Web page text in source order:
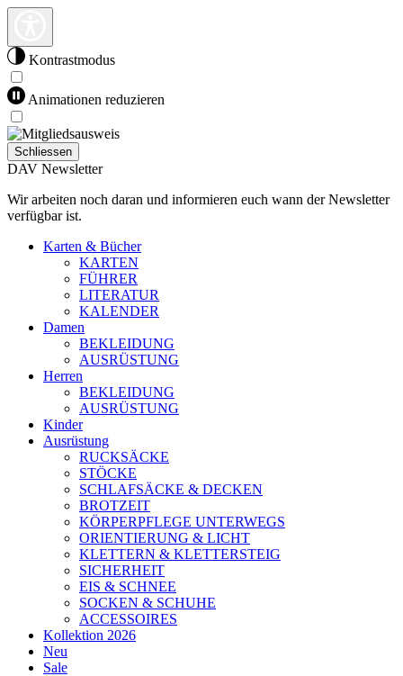
Kontrastmodus
Animationen reduzieren
Schliessen
DAV Newsletter
Wir arbeiten noch daran und informieren euch wann der Newsletter
verfügbar ist.
Karten & Bücher
KARTEN
FÜHRER
LITERATUR
KALENDER
Damen
BEKLEIDUNG
AUSRÜSTUNG
Herren
BEKLEIDUNG
AUSRÜSTUNG
Kinder
Ausrüstung
RUCKSÄCKE
STÖCKE
SCHLAFSÄCKE & DECKEN
BROTZEIT
KÖRPERPFLEGE UNTERWEGS
ORIENTIERUNG & LICHT
KLETTERN & KLETTERSTEIG
SICHERHEIT
EIS & SCHNEE
SOCKEN & SCHUHE
ACCESSOIRES
Kollektion 2026
Neu
Sale